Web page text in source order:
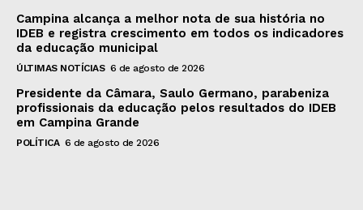
Campina alcança a melhor nota de sua história no
IDEB e registra crescimento em todos os indicadores
da educação municipal
ÚLTIMAS NOTÍCIAS 6 de agosto de 2026
Presidente da Câmara, Saulo Germano, parabeniza
profissionais da educação pelos resultados do IDEB
em Campina Grande
POLÍTICA 6 de agosto de 2026